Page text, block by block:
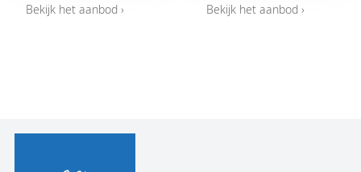
Bekijk het aanbod › Bekijk het aanbod ›